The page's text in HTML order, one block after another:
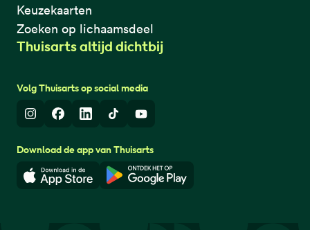
Keuzekaarten
Zoeken op lichaamsdeel
Thuisarts altijd dichtbij
Volg Thuisarts op social media
InstagramFacebook
LinkedInTikTokYoutube
Download de app van Thuisarts
Download in de App StoreDownload in de Google Play